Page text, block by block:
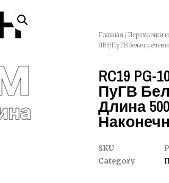
Главная /Перемычки
ПВ3/ПуГВ белая,
RC19
ПуГВ
Длина
SKU
Category